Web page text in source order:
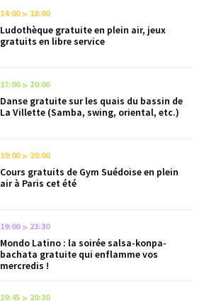
14:00 18:00
Ludothèque gratuite en plein air, jeux
gratuits en libre service
17:00 20:00
Danse gratuite sur les quais du bassin de
La Villette (Samba, swing, oriental, etc.)
19:00 20:00
Cours gratuits de Gym Suédoise en plein
air à Paris cet été
19:00 23:30
Mondo Latino : la soirée salsa-konpa-
bachata gratuite qui enflamme vos
mercredis !
19:45 20:30